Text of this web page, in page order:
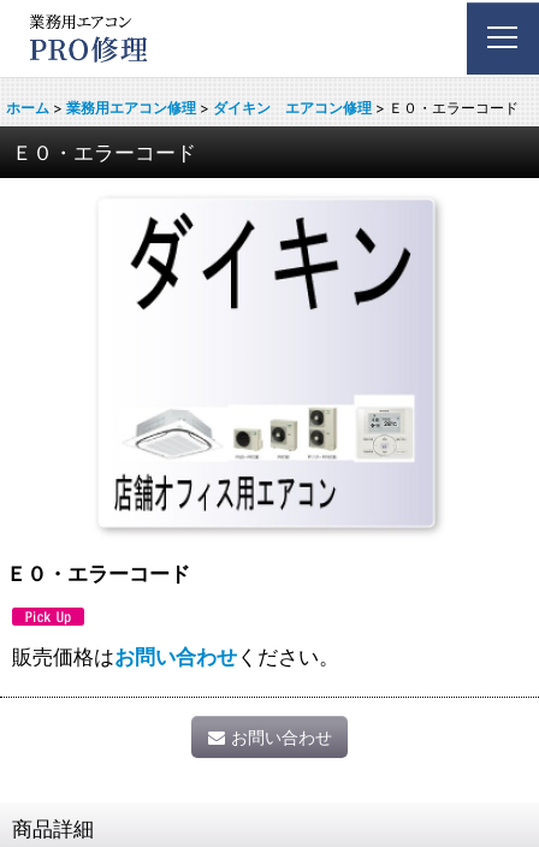
ホーム > 業務用エアコン修理 > ダイキン エアコン修理 > Ｅ０・エラーコード
Ｅ０・エラーコード
Ｅ０・エラーコード
販売価格はお問い合わせください。
お問い合わせ
商品詳細